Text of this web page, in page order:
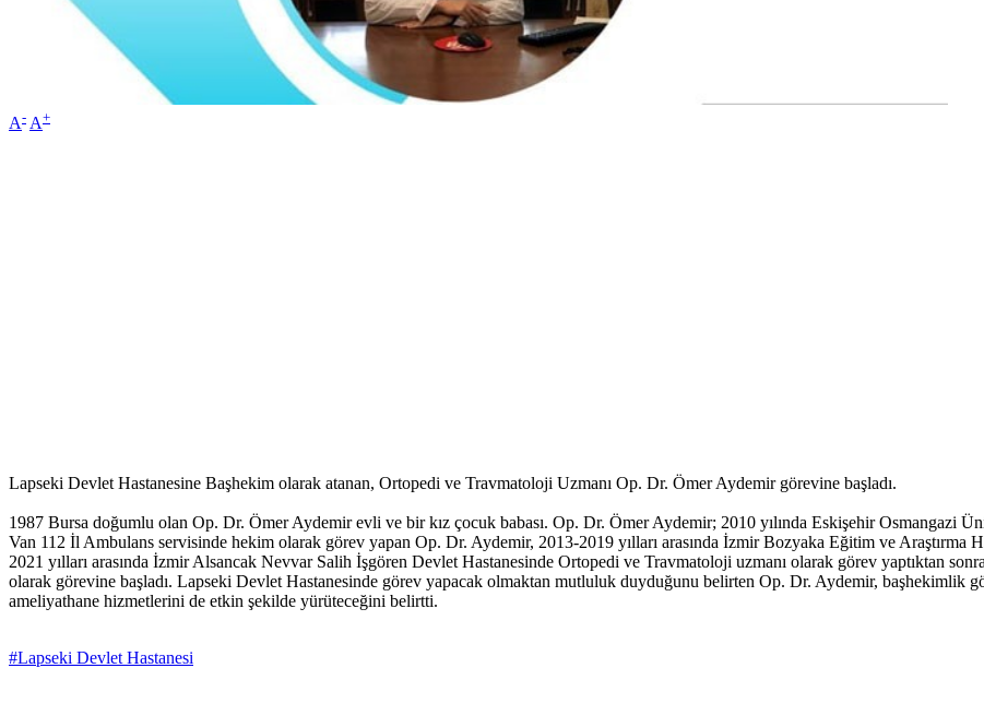
A- A+
Lapseki Devlet Hastanesine Başhekim olarak atanan, Ortopedi ve Travmatoloji Uzmanı Op. Dr. Ömer Aydemir görevine başladı.
1987 Bursa doğumlu olan Op. Dr. Ömer Aydemir evli ve bir kız çocuk babası. Op. Dr. Ömer Aydemir; 2010 yılında Eskişehir Osmangazi
Van 112 İl Ambulans servisinde hekim olarak görev yapan Op. Dr. Aydemir, 2013-2019 yılları arasında İzmir Bozyaka Eğitim ve Araştırma
2021 yılları arasında İzmir Alsancak Nevvar Salih İşgören Devlet Hastanesinde Ortopedi ve Travmatoloji uzmanı olarak görev yaptıktan
olarak görevine başladı. Lapseki Devlet Hastanesinde görev yapacak olmaktan mutluluk duyduğunu belirten Op. Dr. Aydemir, başhekimlik
ameliyathane hizmetlerini de etkin şekilde yürüteceğini belirtti.
#Lapseki Devlet Hastanesi